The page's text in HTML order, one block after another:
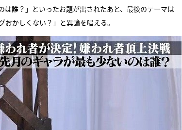
は誰？」といったお題が出されたあと、最後のテーマは
かしくない？」と異論を唱える。